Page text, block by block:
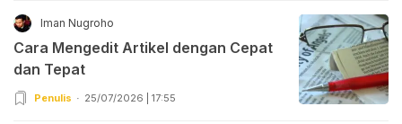
Iman Nugroho
Cara Mengedit Artikel dengan Cepat
dan Tepat
Penulis 25/07/2026 | 17:55